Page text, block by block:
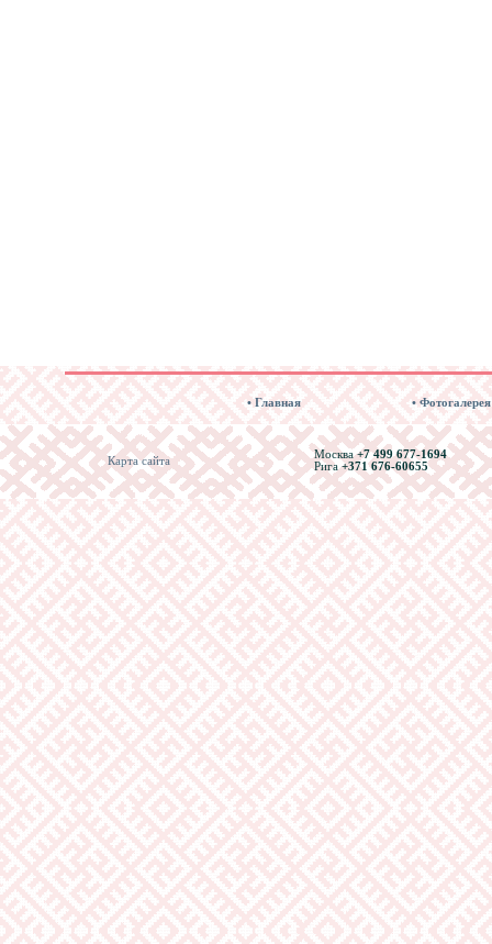
• Главная • Фотогалерея
Карта сайта
Москва+7 499 677-1694
Рига+371 676-60655